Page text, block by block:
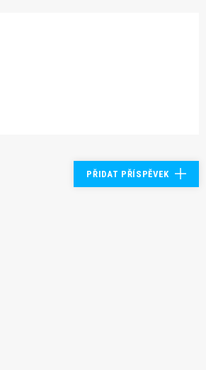
PŘIDAT PŘÍSPĚVEK